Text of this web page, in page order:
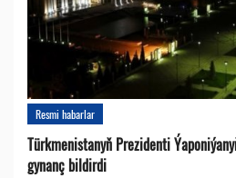
Resmi habarlar
Türkmenistanyň Prezidenti
gynanç bildirdi